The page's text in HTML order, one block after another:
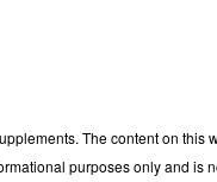
The content on
purposes only and is